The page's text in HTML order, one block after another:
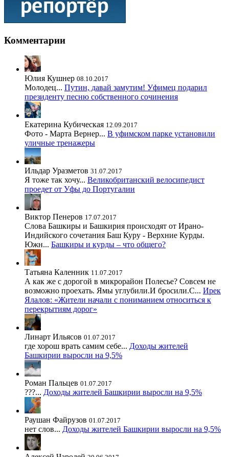
Комментарии
Юлия Кушнер 08.10.2017
Молодец... Путин, давай замутим! Уфимец подарил
президенту песню собственного сочинения
Екатерина Кубическая 12.09.2017
Фото - Марта Вернер... В уфимском парке установили
уличные тренажеры
Ильдар Уразметов 31.07.2017
Я тоже так хочу... Великобританский велосипедист
проедет от Уфы до Португалии
Виктор Пенеров 17.07.2017
Слова Башкиры и Башкирия происходят от Ирано-
Индийского сочетания Баш Куру - Верхние Курды.
Южн... Башкиры и курды – что общего?
Татьяна Каленник 11.07.2017
А как же с дорогой в микрорайон Полесье? Совсем не
возможно проехать. Ямы углубили.И бросили.С... Ирек
Ялалов: «Жители начали с пониманием относиться к
перекрытиям дорог»
Линарт Ильясов 01.07.2017
где хорош врать самим себе... Доходы жителей
Башкирии выросли на 9,5%
Роман Пальцев 01.07.2017
???... Доходы жителей Башкирии выросли на 9,5%
Раушан Файрузов 01.07.2017
нет слов... Доходы жителей Башкирии выросли на 9,5%